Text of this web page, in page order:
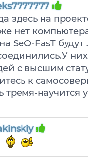
здесь на
нет
SeO-FasT
с высшим
к
тремя-научится